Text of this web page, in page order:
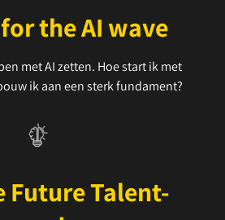
the AI wave
met AI zetten. Hoe start ik met
ik aan een sterk fundament?
Future Talent-